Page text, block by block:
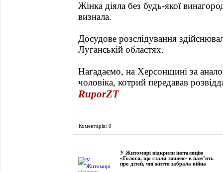
Жінка діяла без будь-якої
визнала.
Досудове розслідування
Луганській областях.
Нагадаємо, на Херсонщині за
чоловіка, котрий передавав
RuporZT
Коментарів: 0
У Житомирі відкрили інсталяцію
«Голоси, що стали тишею» в пам’ять
про дітей, чиї життя забрала війна